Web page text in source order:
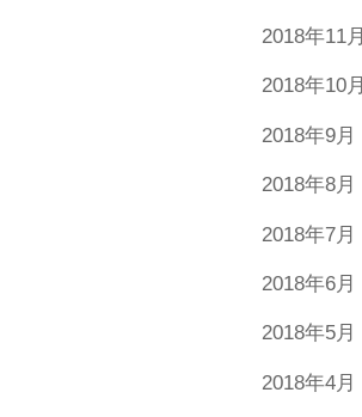
2018年11月
2018年10月
2018年9月
2018年8月
2018年7月
2018年6月
2018年5月
2018年4月